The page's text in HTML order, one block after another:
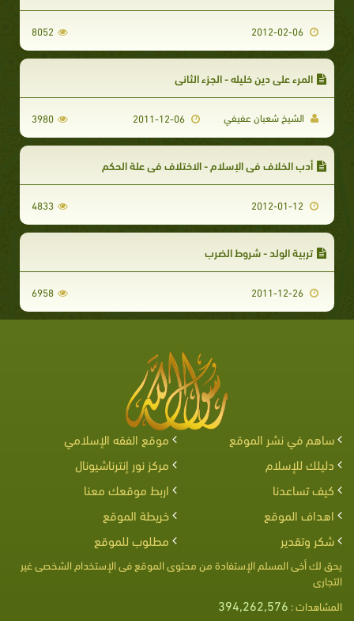
8052
المرء على دين خليله - الجزء الثاني
الشيخ شعبان عفيفي 2011-12-06
3980
أدب الخلاف في الإسلام - الاختلاف في علة الحكم
4833
تربية الولد - شروط الضرب
6958
ساهم في نشر الموقع
موقع الفقه الإسلامي
دليلك للإسلام
مركز نور إنترناشيونال
كيف تساعدنا
اربط موقعك معنا
اهداف الموقع
خريطة الموقع
شكر وتقدير
مطلوب للموقع
يحق لك أخى المسلم الإستفادة من محتوى الموقع فى الإستخدام الشخصى غير
التجارى
المشاهدات : 394,262,576